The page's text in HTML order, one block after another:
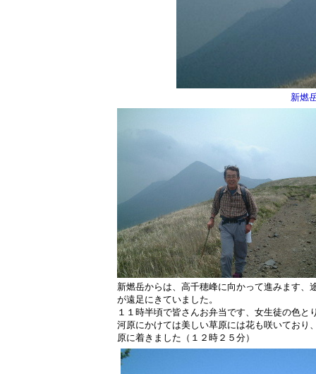
新燃
新燃岳からは、高千穂峰に向かって進みます
が遠足にきていました。
１１時半頃で皆さんお弁当です、女生徒の色
河原にかけては美しい草原には花も咲いており
原に着きました（１２時２５分）